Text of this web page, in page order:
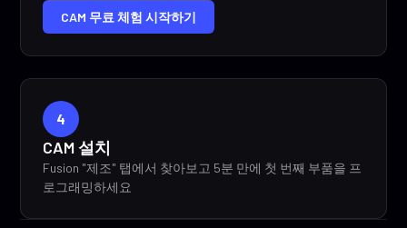
CAM 무료 체험 시작하기
4
CAM 설치
Fusion "제조" 탭에서 찾아보고 5분 만에 첫 번째 부품을 프
로그래밍하세요